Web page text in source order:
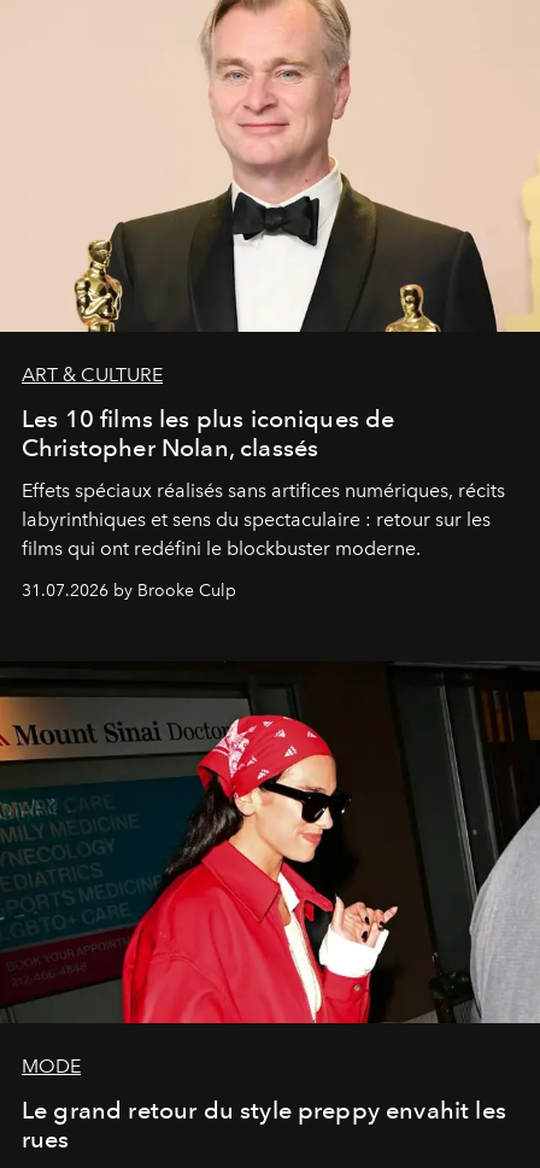
ART & CULTURE
Les 10 films les plus iconiques de
Christopher Nolan, classés
Effets spéciaux réalisés sans artifices numériques, récits
labyrinthiques et sens du spectaculaire : retour sur les
films qui ont redéfini le blockbuster moderne.
31.07.2026 by Brooke Culp
MODE
Le grand retour du style preppy envahit les
rues